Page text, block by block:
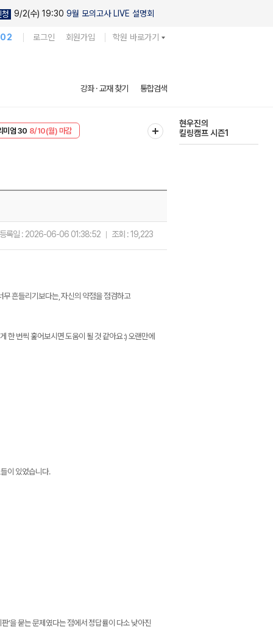
9/2(수) 19:30 9월 모의고사 LIVE 설명회
로그인 회원가입 학원 바로가기
강좌 · 교재 찾기 통합검색
미엄 30 8/10(월) 마감
다채로운 난도
실전 모의고사
등록일 : 2026-06-06 01:38:52 조회 :19,223
무 흔들리기보다는, 자신의 약점을 점검하고
한 번씩 훑어보시면 도움이 될 것 같아요 :) 오랜만에
이 있었습니다.
’을 묻는 문제였다는 점에서 정답률이 다소 낮아진